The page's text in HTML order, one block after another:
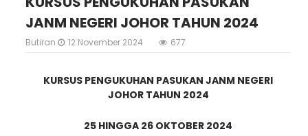
JANM NEGERI JOHOR TAHUN 2024
Butiran 12 November 2024 677
KURSUS PENGUKUHAN PASUKAN JANM NEGERI
JOHOR TAHUN 2024
25 HINGGA 26 OKTOBER 2024